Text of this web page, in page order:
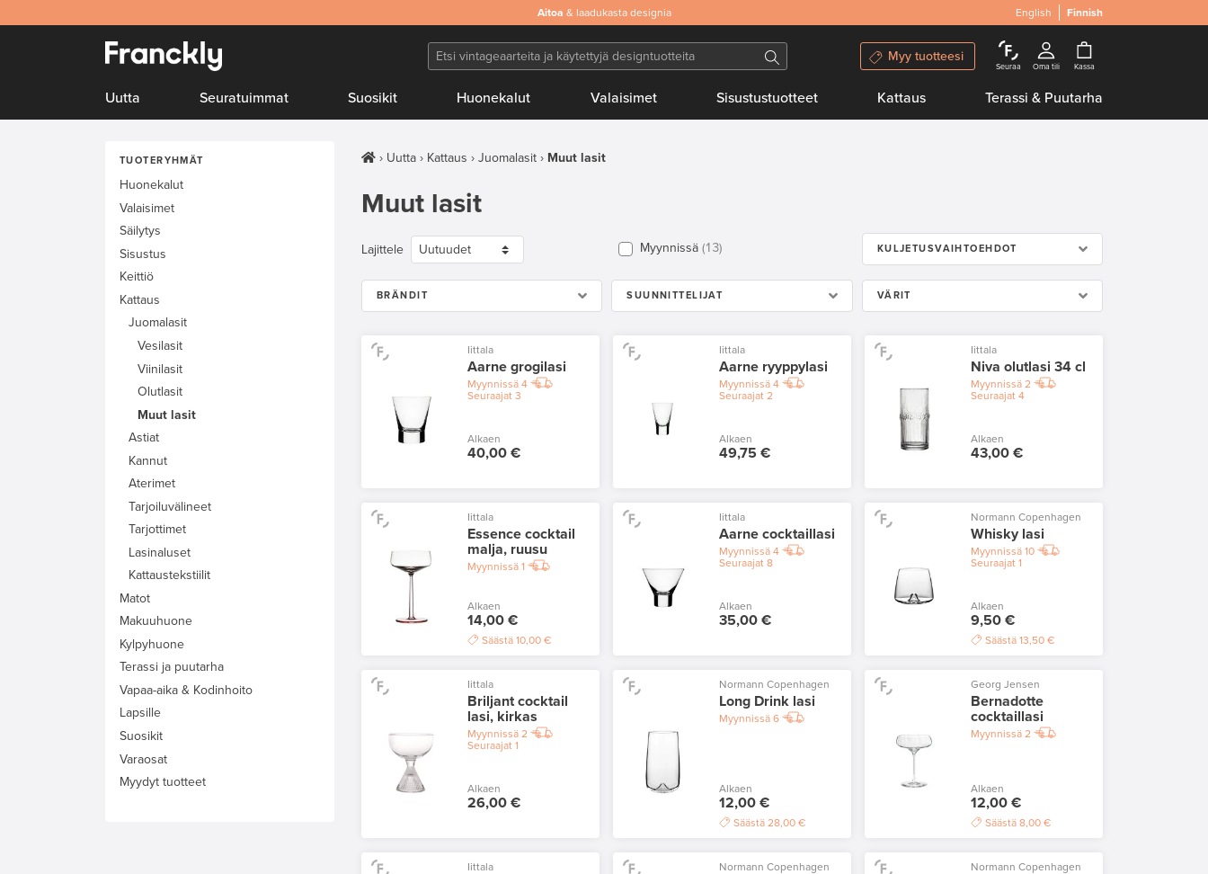
Aitoa & laadukasta designia English Finnish
Myy tuotteesi
Seuraa Oma tili Kassa
Uutta Seuratuimmat Suosikit Huonekalut Valaisimet Sisustustuotteet Kattaus Terassi & Puutarha
TUOTERYHMÄT
Huonekalut
Valaisimet
Säilytys
Sisustus
Keittiö
Kattaus
Juomalasit
Vesilasit
Viinilasit
Olutlasit
Muut lasit
Astiat
Kannut
Aterimet
Tarjoiluvälineet
Tarjottimet
Lasinaluset
Kattaustekstiilit
Matot
Makuuhuone
Kylpyhuone
Terassi ja puutarha
Vapaa-aika & Kodinhoito
Lapsille
Suosikit
Varaosat
Myydyt tuotteet
Uutta Kattaus Juomalasit Muut lasit
Muut lasit
Lajittele Myynnissä 13 KULJETUSVAIHTOEHDOT
BRÄNDIT SUUNNITTELIJAT VÄRIT
Iittala
Aarne grogilasi
Myynnissä 4
Seuraajat 3
Alkaen
40,00 €
Iittala
Aarne ryyppylasi
Myynnissä 4
Seuraajat 2
Alkaen
49,75 €
Iittala
Niva olutlasi 34 cl
Myynnissä 2
Seuraajat 4
Alkaen
43,00 €
Iittala
Essence cocktail
malja, ruusu
Myynnissä 1
Alkaen
14,00 €
Säästä 10,00 €
Iittala
Aarne cocktaillasi
Myynnissä 4
Seuraajat 8
Alkaen
35,00 €
Normann Copenhagen
Whisky lasi
Myynnissä 10
Seuraajat 1
Alkaen
9,50 €
Säästä 13,50 €
Iittala
Briljant cocktail
lasi, kirkas
Myynnissä 2
Seuraajat 1
Alkaen
26,00 €
Normann Copenhagen
Long Drink lasi
Myynnissä 6
Alkaen
12,00 €
Säästä 28,00 €
Georg Jensen
Bernadotte
cocktaillasi
Myynnissä 2
Alkaen
12,00 €
Säästä 8,00 €
Iittala Normann Copenhagen Normann Copenhagen